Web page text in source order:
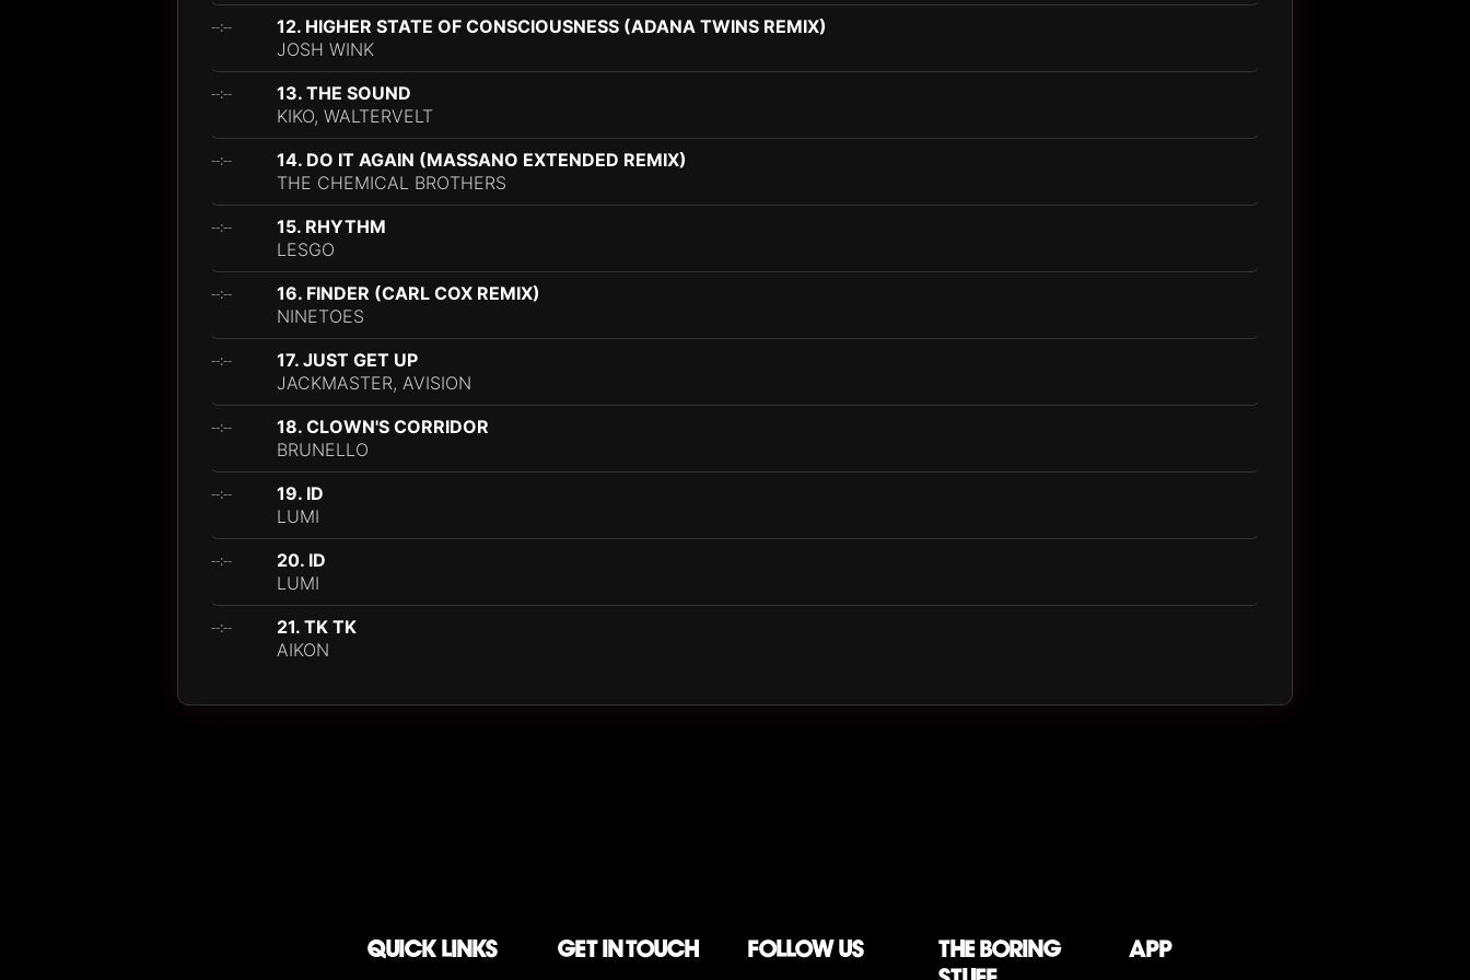
--:--
12. HIGHER STATE OF CONSCIOUSNESS (ADANA TWINS REMIX)
JOSH WINK
--:--
13. THE SOUND
KIKO, WALTERVELT
--:--
14. DO IT AGAIN (MASSANO EXTENDED REMIX)
THE CHEMICAL BROTHERS
--:--
15. RHYTHM
LESGO
--:--
16. FINDER (CARL COX REMIX)
NINETOES
--:--
17. JUST GET UP
JACKMASTER, AVISION
--:--
18. CLOWN'S CORRIDOR
BRUNELLO
--:--
19. ID
LUMI
--:--
20. ID
LUMI
--:--
21. TK TK
AIKON
QUICK LINKS Get in touch follow us
The boring
App